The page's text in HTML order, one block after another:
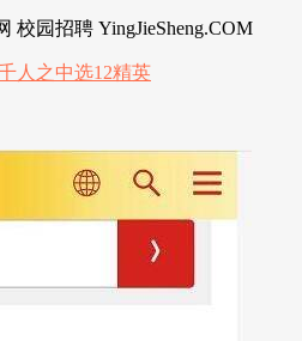
校园招聘 YingJieSheng.COM